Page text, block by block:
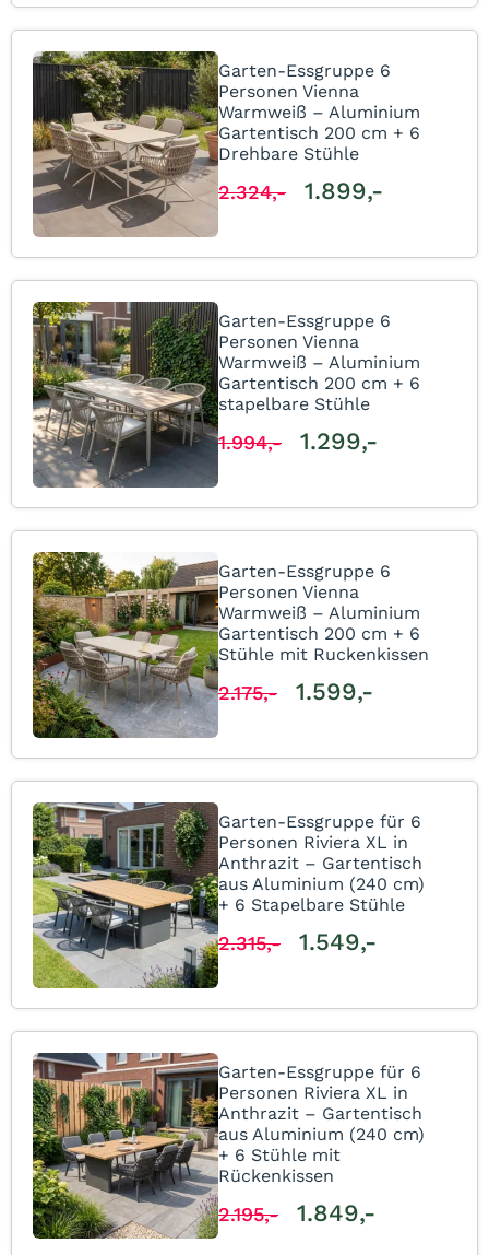
Garten-Essgruppe 6
Personen Vienna
Warmweiß – Aluminium
Gartentisch 200 cm + 6
Drehbare Stühle
2.324,- 1.899,-
Garten-Essgruppe 6
Personen Vienna
Warmweiß – Aluminium
Gartentisch 200 cm + 6
stapelbare Stühle
1.994,- 1.299,-
Garten-Essgruppe 6
Personen Vienna
Warmweiß – Aluminium
Gartentisch 200 cm + 6
Stühle mit Ruckenkissen
2.175,- 1.599,-
Garten-Essgruppe für 6
Personen Riviera XL in
Anthrazit – Gartentisch
aus Aluminium (240 cm)
+ 6 Stapelbare Stühle
2.315,- 1.549,-
Garten-Essgruppe für 6
Personen Riviera XL in
Anthrazit – Gartentisch
aus Aluminium (240 cm)
+ 6 Stühle mit
Rückenkissen
2.195,- 1.849,-